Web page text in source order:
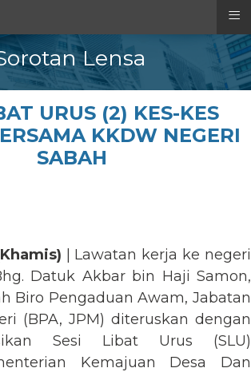
Lensa
URUS (2) KES-KES
KKDW NEGERI
SABAH
| Lawatan kerja ke negeri
Datuk Akbar bin Haji Samon,
Biro Pengaduan Awam, Jabatan
(BPA, JPM) diteruskan dengan
Sesi Libat Urus (SLU)
Kemajuan Desa Dan
≡